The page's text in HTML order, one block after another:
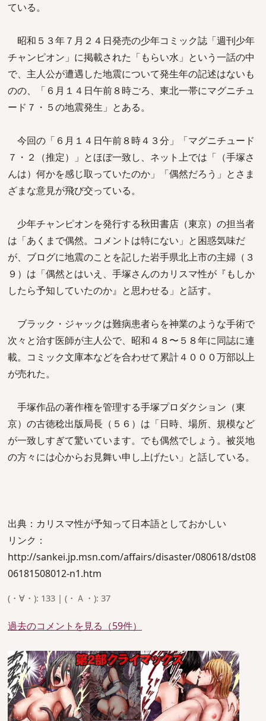
ている。
昭和５３年７月２４日発売の少年コミック誌「週刊少年
チャンピオン」に掲載された「もらい水」という一話の中
で、主人公が遭遇した地震について発生年の記述はないも
のの、「６月１４日午前８時ごろ、東北一帯にマグニチュ
ード７・５の地震発生」とある。
今回の「６月１４日午前８時４３分」「マグニチュード
７・２（推定）」とほぼ一致し、ネット上では「（手塚さ
んは）何かを感じ取っていたのか」「偶然だろう」とさま
ざまな意見が飛び交っている。
少年チャンピオンを発行する秋田書店（東京）の担当者
は「あくまで偶然。コメントは特にない」と困惑気味だ
が、ブログに地震のことを記した岩手県北上市の主婦（３
９）は「偶然とはいえ、手塚さんのカリスマ性が『もしか
したら予知していたのか』と思わせる」と話す。
ブラック・ジャックは難病患者らを神業のような手術で
次々と治す医師が主人公で、昭和４８〜５８年に同誌に連
載。コミック文庫本などを合わせて累計４０００万部以上
が売れた。
手塚作品の著作権を管理する手塚プロダクション（東
京）の古徳稔出版局長（５６）は「日時、場所、規模など
が一致しすぎて驚いています。でも偶然でしょう。被災地
の方々には心からお見舞い申し上げたい」と話している。
出典：カリスマ性が予知って日本語としておかしい
リンク：
http://sankei.jp.msn.com/affairs/disaster/080618/dst08
06181508012-n1.htm
(・∀・): 133 | (・Ａ・): 37
過去のコメントを見る（59件）